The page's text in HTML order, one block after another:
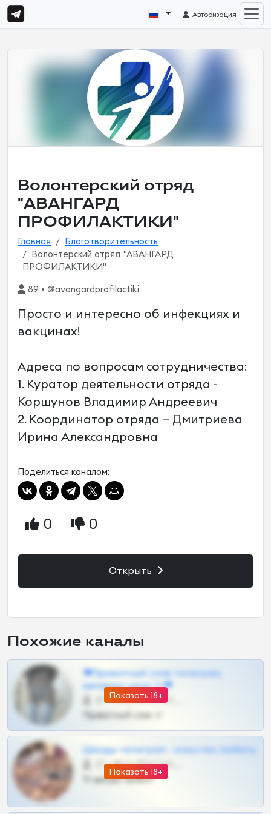
Авторизация
Волонтерский отряд
"АВАНГАРД
ПРОФИЛАКТИКИ"
Главная
Благотворительность
Волонтерский отряд "АВАНГАРД
ПРОФИЛАКТИКИ"
89 • @avangardprofilactiki
Просто и интересно об инфекциях и
вакцинах!
Адреса по вопросам сотрудничества:
1. Куратор деятельности отряда -
Коршунов Владимир Андреевич
2. Координатор отряда – Дмитриева
Ирина Александровна
Поделиться каналом:
0 0
Открыть
Похожие каналы
Показать 18+
❤Приватный слив телеграм,
шкодных шкур тг❤
57 •
Приватный слив тг
Показать 18+
Шкоды телеграм - искуство любить
27 •
Тг шкоды приват